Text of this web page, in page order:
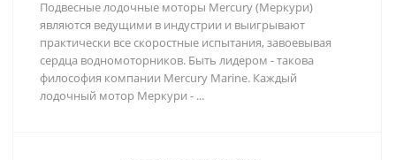
Подвесные лодочные моторы Mercury (Меркури)
являются ведущими в индустрии и выигрывают
практически все скоростные испытания, завоевывая
сердца водномоторников. Быть лидером - такова
философия компании Mercury Marine. Каждый
лодочный мотор Меркури - ...